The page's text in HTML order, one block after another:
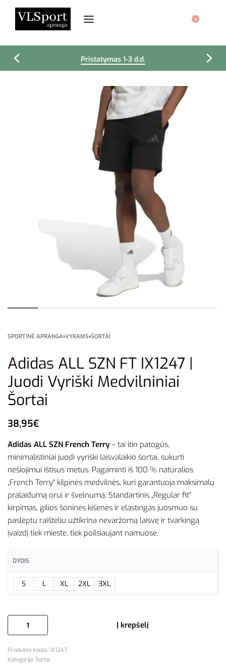
0
Pristatymas 1-3 d.d.
SPORTINĖ APRANGA›VYRAMS›ŠORTAI
Adidas ALL SZN FT IX1247 |
Juodi Vyriški Medvilniniai
Šortai
38,95€
Adidas ALL SZN French Terry – tai itin patogūs,
minimalistiniai juodi vyriški laisvalaikio šortai, sukurti
nešiojimui ištisus metus. Pagaminti iš 100 % natūralios
„French Terry“ kilpinės medvilnės, kuri garantuoja maksimalų
pralaidumą orui ir švelnumą. Standartinis „Regular fit“
kirpimas, gilios šoninės kišenės ir elastingas juosmuo su
paslėptu raišteliu užtikrina nevaržomą laisvę ir tvarkingą
įvaizdį tiek mieste, tiek poilsiaujant namuose.
DYDIS
S L XL 2XL 3XL
Į krepšelį
IX1247
Kategorija: Šortai